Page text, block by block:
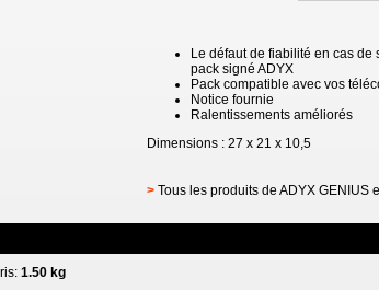
Le défaut de fiabilité en cas
pack signé ADYX
Pack compatible avec vos
Notice fournie
Ralentissements améliorés
Dimensions : 27 x 21 x 10,5
> Tous les produits de ADYX GENIUS
1.50 kg